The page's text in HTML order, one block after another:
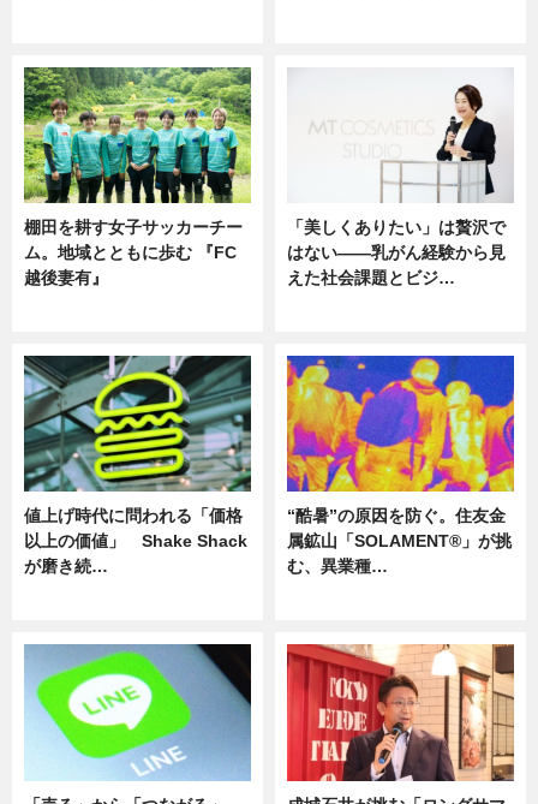
棚田を耕す女子サッカーチー
ム。地域とともに歩む 『FC
越後妻有』
「美しくありたい」は贅沢で
はない――乳がん経験から見
えた社会課題とビジ…
値上げ時代に問われる「価格
以上の価値」 Shake Shack
が磨き続…
“酷暑”の原因を防ぐ。住友金
属鉱山「SOLAMENT®」が挑
む、異業種…